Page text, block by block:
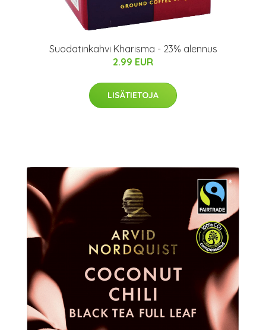
Suodatinkahvi Kharisma - 23% alennus
2.99 EUR
LISÄTIETOJA